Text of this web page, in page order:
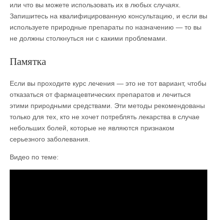
или что вы можете использовать их в любых случаях.
Запишитесь на квалифицированную консультацию, и если вы
используете природные препараты по назначению — то вы
не должны столкнуться ни с какими проблемами.
Памятка
Если вы проходите курс лечения — это не тот вариант, чтобы
отказаться от фармацевтических препаратов и лечиться
этими природными средствами. Эти методы рекомендованы
только для тех, кто не хочет потреблять лекарства в случае
небольших болей, которые не являются признаком
серьезного заболевания.
Видео по теме: